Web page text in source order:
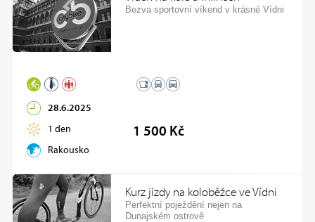
Bezva sportovní víkend v krásné Vídni
28.6.2025
1 den
Rakousko
1 500 Kč
Kurz jízdy na koloběžce ve Vídni
Perfektní poježdění nejen na
Dunajském ostrově